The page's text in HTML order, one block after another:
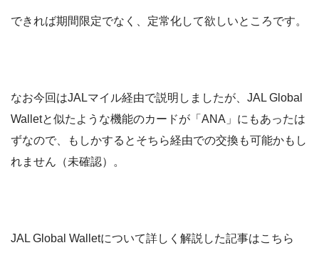
できれば期間限定でなく、定常化して欲しいところです。
なお今回はJALマイル経由で説明しましたが、JAL Global
Walletと似たような機能のカードが「ANA」にもあったは
ずなので、もしかするとそちら経由での交換も可能かもし
れません（未確認）。
JAL Global Walletについて詳しく解説した記事はこちら